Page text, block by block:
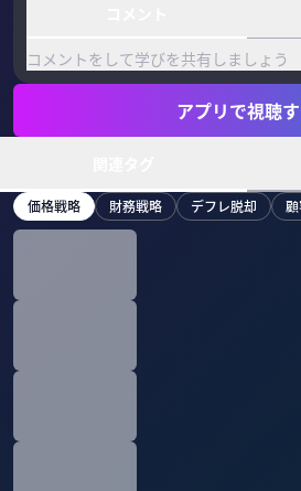
コメントをして学びを共有しましょう
アプリで視聴
価格戦略 財務戦略 デフレ脱却